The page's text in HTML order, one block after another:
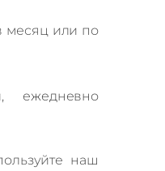
месяц или по
ежедневно
наш